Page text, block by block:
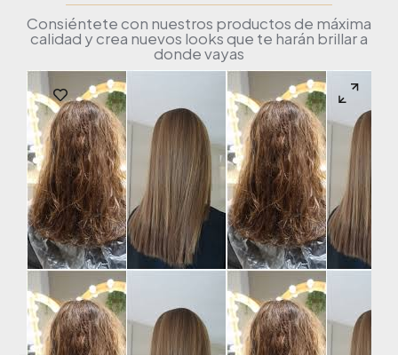
Consiéntete con nuestros productos de máxima
calidad y crea nuevos looks que te harán brillar a
donde vayas